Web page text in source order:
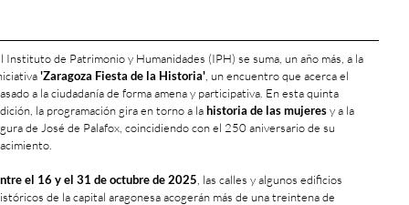
Instituto de Patrimonio y Humanidades (IPH) se suma, un año más, a la
'Zaragoza Fiesta de la Historia' , un encuentro que acerca el
a la ciudadanía de forma amena y participativa. En esta quinta
la programación gira en torno a lahistoria de las mujeresy a la
de José de Palafox, coincidiendo con el 250 aniversario de su
el 16 y el 31 de octubre de 2025 , las calles y algunos edificios
de la capital aragonesa acogerán más de una treintena de